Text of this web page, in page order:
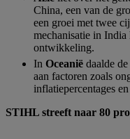
China, een van de
een groei met twee
mechanisatie in
ontwikkeling.
In Oceanië daalde
aan factoren zoals
inflatiepercentages
STIHL streeft naar 80